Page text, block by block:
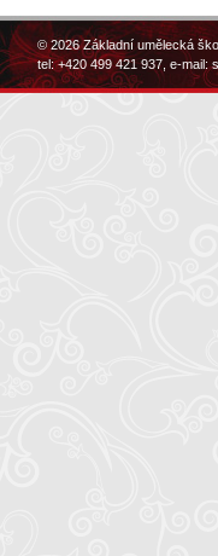
© 2026 Základní umělecká
tel: +420 499 421 937, e-mail: